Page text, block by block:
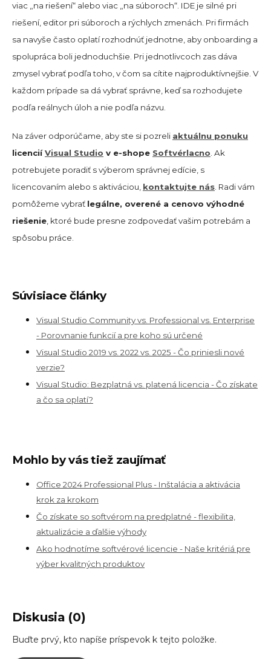
viac „na riešení“ alebo viac „na súboroch“. IDE je silné pri
riešení, editor pri súboroch a rýchlych zmenách. Pri firmách
sa navyše často oplatí rozhodnúť jednotne, aby onboarding a
spolupráca boli jednoduchšie. Pri jednotlivcoch zas dáva
zmysel vybrať podľa toho, v čom sa cítite najproduktívnejšie. V
každom prípade sa dá vybrať správne, keď sa rozhodujete
podľa reálnych úloh a nie podľa názvu.
Na záver odporúčame, aby ste si pozreli aktuálnu ponuku
licenciíVisual Studio v e-shope Softvérlacno . Ak
potrebujete poradiť s výberom správnej edície, s
licencovaním alebo s aktiváciou, kontaktujte nás . Radi vám
pomôžeme vybrať legálne, overené a cenovo výhodné
riešenie , ktoré bude presne zodpovedať vašim potrebám a
spôsobu práce.
Súvisiace články
Visual Studio Community vs. Professional vs. Enterprise
- Porovnanie funkcií a pre koho sú určené
Visual Studio 2019 vs. 2022 vs. 2025 - Čo priniesli nové
verzie?
Visual Studio: Bezplatná vs. platená licencia - Čo získate
a čo sa oplatí?
Mohlo by vás tiež zaujímať
Office 2024 Professional Plus - Inštalácia a aktivácia
krok za krokom
Čo získate so softvérom na predplatné - flexibilita,
aktualizácie a ďalšie výhody
Ako hodnotíme softvérové licencie - Naše kritériá pre
výber kvalitných produktov
Diskusia (0)
Buďte prvý, kto napíše príspevok k tejto položke.